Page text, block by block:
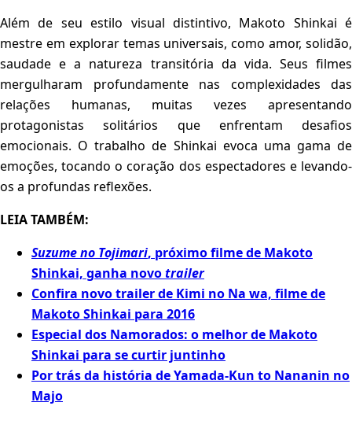
Além de seu estilo visual distintivo, Makoto Shinkai é
mestre em explorar temas universais, como amor, solidão,
saudade e a natureza transitória da vida. Seus filmes
mergulharam profundamente nas complexidades das
relações humanas, muitas vezes apresentando
protagonistas solitários que enfrentam desafios
emocionais. O trabalho de Shinkai evoca uma gama de
emoções, tocando o coração dos espectadores e levando-
os a profundas reflexões.
LEIA TAMBÉM:
Suzume no Tojimari, próximo filme de Makoto
Shinkai, ganha novotrailer
Confira novo trailer de Kimi no Na wa, filme de
Makoto Shinkai para 2016
Especial dos Namorados: o melhor de Makoto
Shinkai para se curtir juntinho
Por trás da história de Yamada-Kun to Nananin no
Majo